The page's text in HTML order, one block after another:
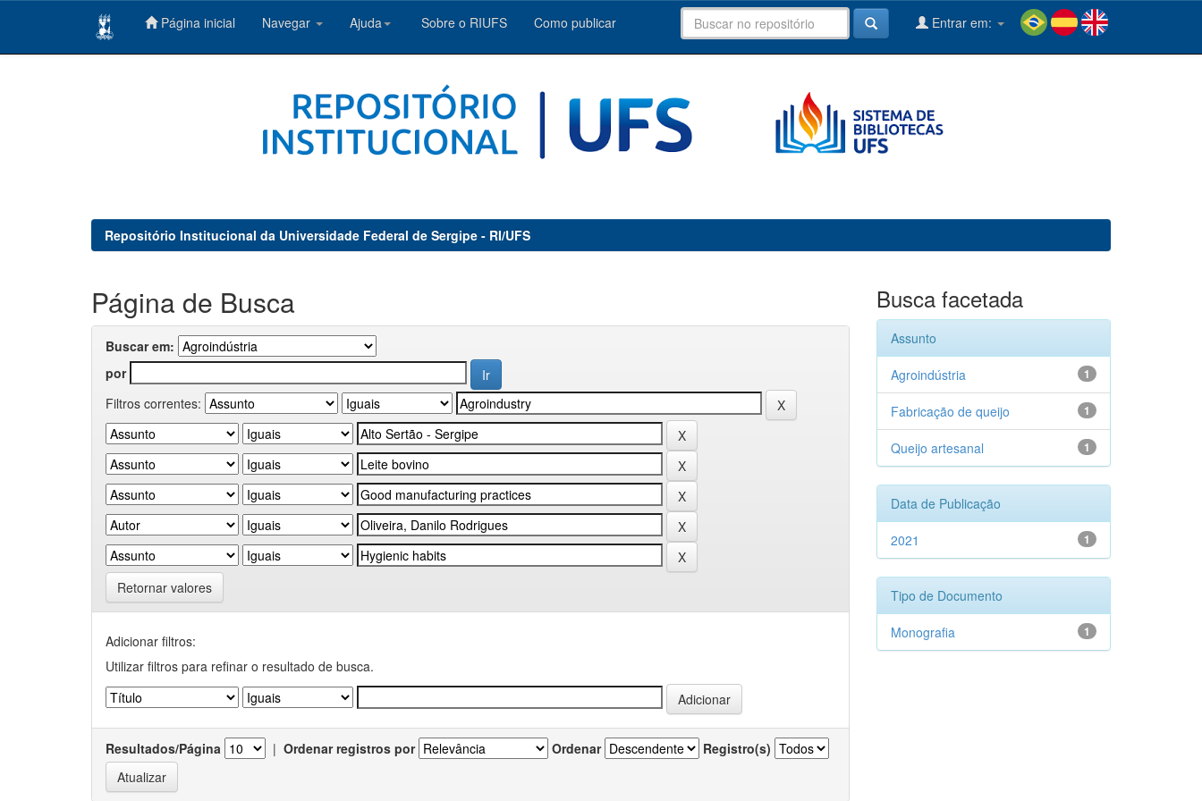
Página inicial Navegar Ajuda Sobre o RIUFS Como publicar Entrar em:
Repositório Institucional da Universidade Federal de Sergipe - RI/UFS
Página de Busca
Buscar em:
por
Filtros correntes:
Retornar valores
Adicionar filtros:
Utilizar filtros para refinar o resultado de busca.
Resultados/Página | Ordenar registros por Ordenar Registro(s)
Busca facetada
Assunto
1
Agroindústria
1
Fabricação de queijo
1
Queijo artesanal
Data de Publicação
1
2021
Tipo de Documento
1
Monografia